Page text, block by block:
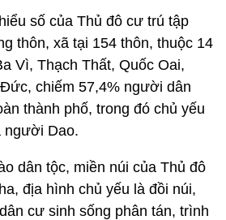
số của Thủ đô cư trú tập
thôn, xã tại 154 thôn, thuộc 14
Vì, Thạch Thất, Quốc Oai,
chiếm 57,4% người dân
thành phố, trong đó chủ yếu
người Dao.
dân tộc, miền núi của Thủ đô
địa hình chủ yếu là đồi núi,
cư sinh sống phân tán, trình